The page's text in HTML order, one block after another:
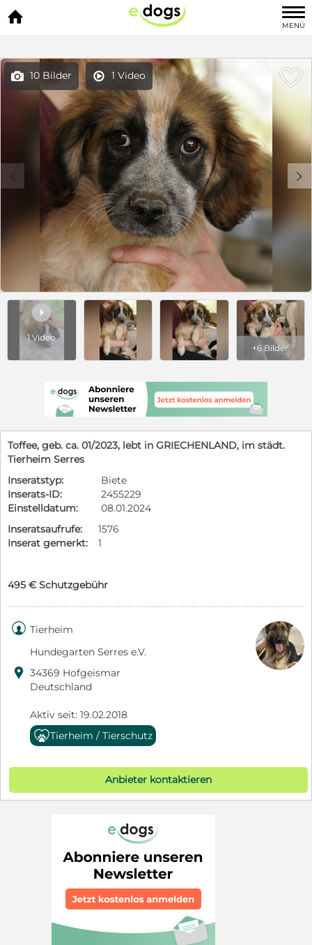

MENÜ
 10 Bilder  1 Video 
d

1 Video
+6 Bilder
Toffee, geb. ca. 01/2023, lebt in GRIECHENLAND, im städt.
Tierheim Serres
Inseratstyp:
Biete
Inserats-ID:
2455229
Einstelldatum:
08.01.2024
Inseratsaufrufe:
1576
Inserat gemerkt:
1
495 € Schutzgebühr
 Tierheim
Hundegarten Serres e.V.
 34369 Hofgeismar
Deutschland
Aktiv seit: 19.02.2018
Tierheim / Tierschutz
Anbieter kontaktieren